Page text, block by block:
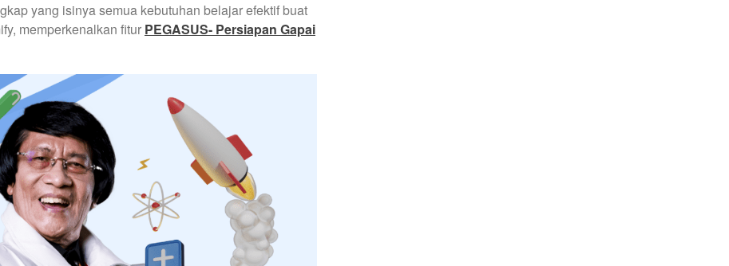
yang isinya semua kebutuhan belajar efektif buat
memperkenalkan fitur PEGASUS- Persiapan Gapai